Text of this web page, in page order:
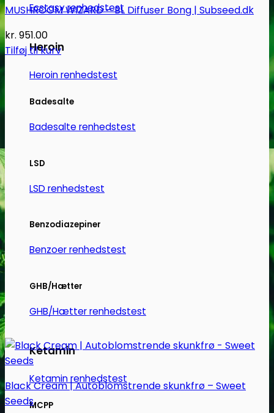
Ecstasy renhedstest
Heroin
Heroin renhedstest
Badesalte
Badesalte renhedstest
LSD
LSD renhedstest
Benzodiazepiner
Benzoer renhedstest
GHB/Hætter
GHB/Hætter renhedstest
Ketamin
Ketamin renhedstest
MCPP
MUSHROOM WIZARD – BL Diffuser Bong | Subseed.dk
kr. 951.00
Tilføj til kurv
Black Cream | Autoblomstrende skunkfrø – Sweet
Seeds